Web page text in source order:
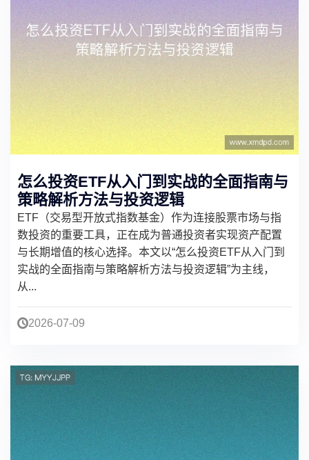
怎么投资ETF从入门到实战的全面指南与
策略解析方法与投资逻辑
ETF（交易型开放式指数基金）作为连接股票市场与指
数投资的重要工具，正在成为普通投资者实现资产配置
与长期增值的核心选择。本文以“怎么投资ETF从入门到
实战的全面指南与策略解析方法与投资逻辑”为主线，
从...
2026-07-09